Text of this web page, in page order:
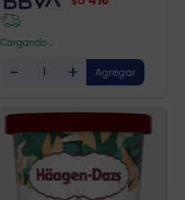
Cargando ...
- +